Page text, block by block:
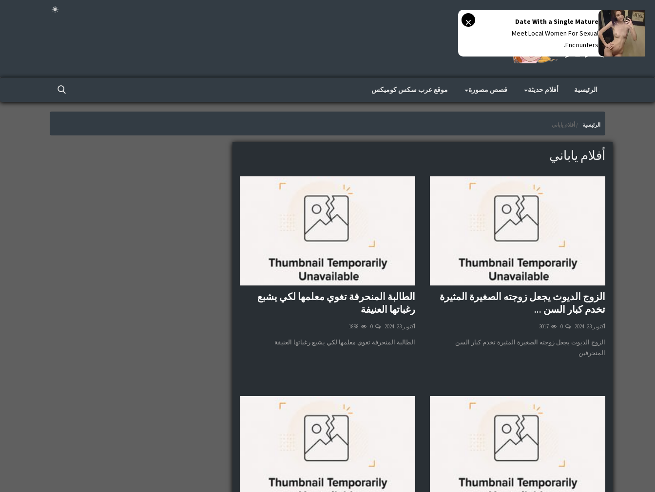
الرئيسية أفلام حديثة قصص مصورة موقع عرب سكس كوميكس
الرئيسية أفلام ياباني
أفلام ياباني
الزوج الديوث يجعل زوجته الصغيرة المثيرة
تخدم كبار السن ...
أكتوبر 23, 2024 0
3017
الزوج الديوث يجعل زوجته الصغيرة المثيرة تخدم كبار السن
المنحرفين
الطالبة المنحرفة تغوي معلمها لكي يشبع
رغباتها العنيفة
أكتوبر 23, 2024 0
1898
الطالبة المنحرفة تغوي معلمها لكي يشبع رغباتها العنيفة
Date With a Single Mature
Meet Local Women For Sexual
Encounters.